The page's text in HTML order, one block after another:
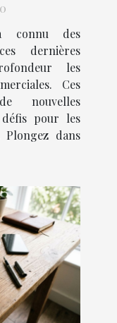
connu des
dernières
les
Ces
nouvelles
défis pour les
Plongez dans